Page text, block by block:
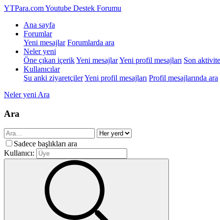
YTPara.comYoutube Destek Forumu
Ana sayfa
Forumlar
Yeni mesajlar Forumlarda ara
Neler yeni
Öne çıkan içerikYeni mesajlarYeni profil mesajları Son
Kullanıcılar
Şu anki ziyaretçilerYeni profil mesajları Profil mesajlarında ara
Neler yeni Ara
Ara
Sadece başlıkları ara
Kullanıcı: